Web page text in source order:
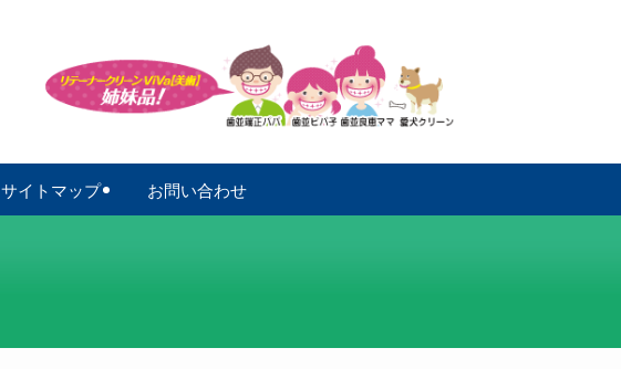
サイトマップ お問い合わせ